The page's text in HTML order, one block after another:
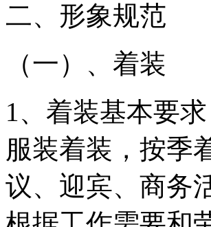
二、 形象规范
（一）、 着装
1、着装基本要
服装着装，按季
议、迎宾、商务